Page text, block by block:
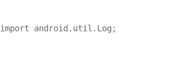
import android.util.Log;